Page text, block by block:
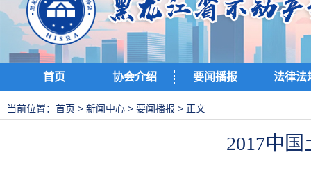
首页 协会介绍 要闻播报 法律法
当前位置： 首页 > 新闻中心 > 要闻播报 > 正文
2017中